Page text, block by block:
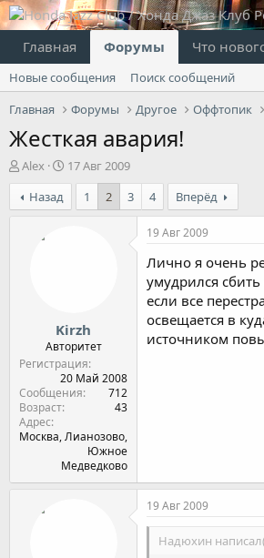
Главная Форумы Что
Новые сообщения
Поиск сообщений
Главная
Форумы Другое Оффтопик
Жесткая авария!
А
в
т
о
Alex
Д
а
а
17 Авг 2009
Назад
1 2 3 4 Вперёд
Kirzh
Авторитет
Регистрация
20 Май 2008
Сообщения
712
Возраст
43
Адрес
Москва, Лианозово,
Южное
Медведково
19 Авг 2009
Лично я очень
умудрился
если все
освещается в
источником
19 Авг 2009
Надюхин